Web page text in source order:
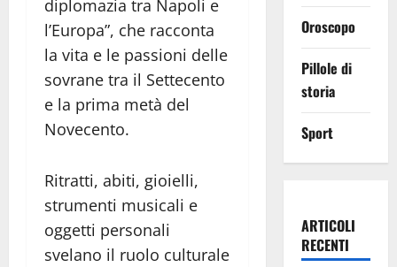
diplomazia tra Napoli e
l’Europa”, che racconta
la vita e le passioni delle
sovrane tra il Settecento
e la prima metà del
Novecento.
Ritratti, abiti, gioielli,
strumenti musicali e
oggetti personali
svelano il ruolo culturale
Oroscopo
Pillole di
storia
Sport
ARTICOLI
RECENTI